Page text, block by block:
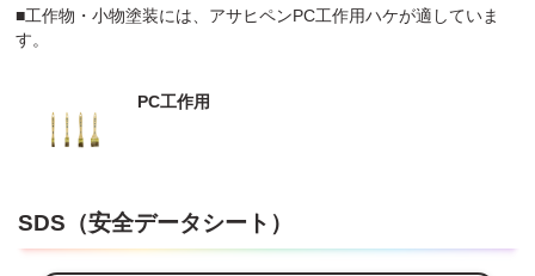
■工作物・小物塗装には、アサヒペンPC工作用ハケが適していま
す。
PC工作用
SDS（安全データシート）